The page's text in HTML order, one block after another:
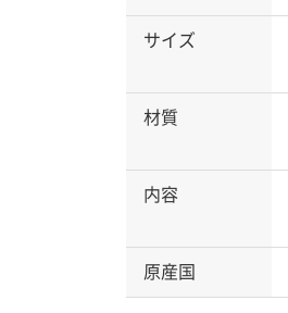
サイズ
材質
内容
原産国